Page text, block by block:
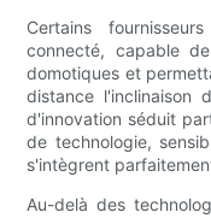
Certains
connecté, capable
domotiques et
distance l'inclinaison
d'innovation séduit
de technologie,
s'intègrent
Au-delà des